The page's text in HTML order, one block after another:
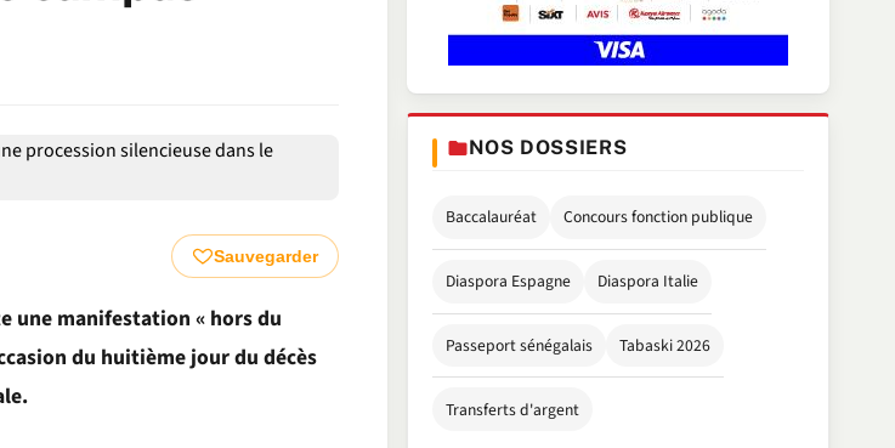
Sauvegarder
une manifestation « hors du
du huitième jour du décès
NOS DOSSIERS
Baccalauréat Concours fonction publique
Diaspora Espagne Diaspora Italie
Passeport sénégalais Tabaski 2026
Transferts d'argent